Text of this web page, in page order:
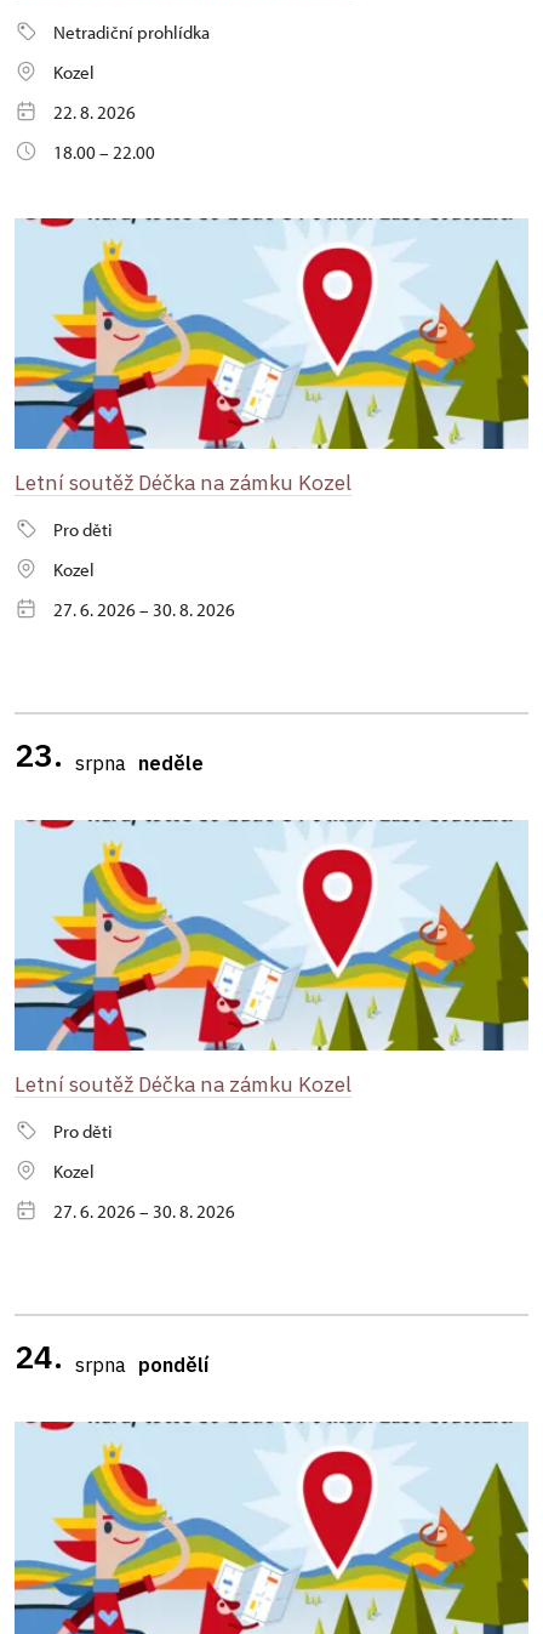
Netradiční prohlídka
Kozel
22. 8. 2026
18.00 – 22.00
Letní soutěž Déčka na zámku Kozel
Pro děti
Kozel
27. 6. 2026 – 30. 8. 2026
23. srpna neděle
Letní soutěž Déčka na zámku Kozel
Pro děti
Kozel
27. 6. 2026 – 30. 8. 2026
24. srpna pondělí